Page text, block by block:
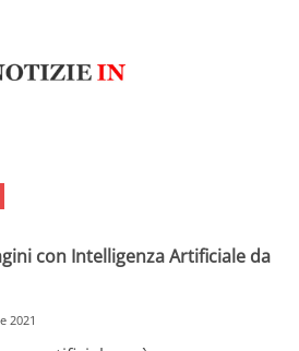
con Intelligenza Artificiale da
2021